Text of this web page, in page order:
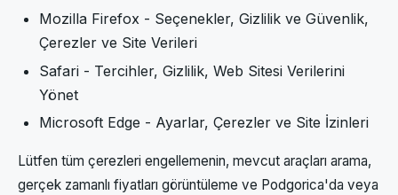
Mozilla Firefox - Seçenekler, Gizlilik ve Güvenlik,
Çerezler ve Site Verileri
Safari - Tercihler, Gizlilik, Web Sitesi Verilerini
Yönet
Microsoft Edge - Ayarlar, Çerezler ve Site İzinleri
Lütfen tüm çerezleri engellemenin, mevcut araçları arama,
gerçek zamanlı fiyatları görüntüleme ve Podgorica'da veya